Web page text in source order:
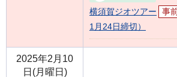
横須賀ジオツアー
事
1月24日締切）
2025年2月10
日(月曜日)